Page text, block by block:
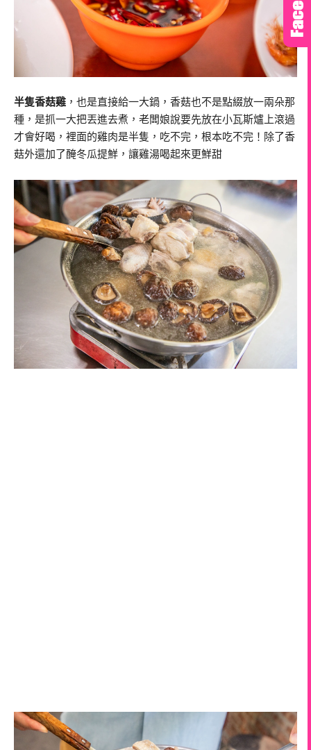
半隻香菇雞 ，也是直接給一大鍋，香菇也不是點綴放一兩朵那
種，是抓一大把丟進去煮，老闆娘說要先放在小瓦斯爐上滾過
才會好喝，裡面的雞肉是半隻，吃不完，根本吃不完！除了香
菇外還加了醃冬瓜提鮮，讓雞湯喝起來更鮮甜